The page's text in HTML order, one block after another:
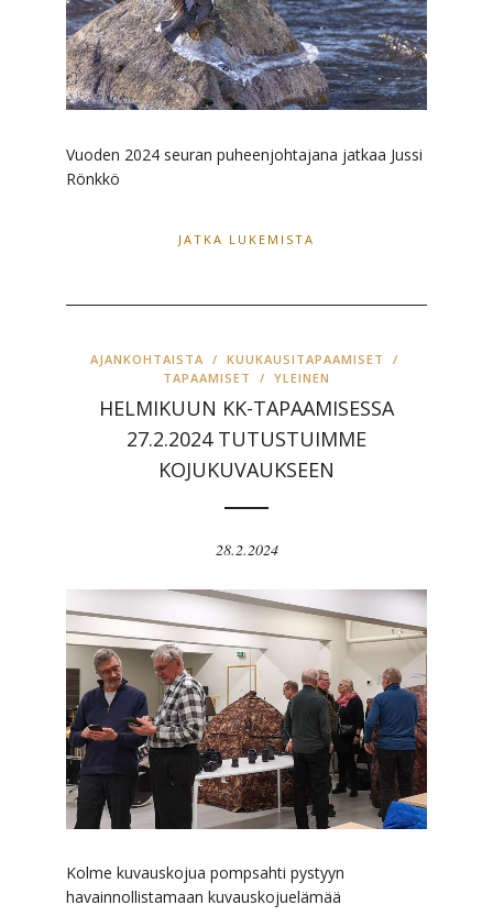
Vuoden 2024 seuran puheenjohtajana jatkaa Jussi
Rönkkö
JATKA LUKEMISTA
AJANKOHTAISTA / KUUKAUSITAPAAMISET
/
TAPAAMISET
/ YLEINEN
HELMIKUUN KK-TAPAAMISESSA
27.2.2024 TUTUSTUIMME
KOJUKUVAUKSEEN
28.2.2024
Kolme kuvauskojua pompsahti pystyyn
havainnollistamaan kuvauskojuelämää